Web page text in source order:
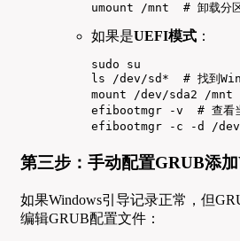
umount /mnt  # 卸载分
如果是UEFI模式 ：
sudo su
ls /dev/sd*  # 找到Win7
mount /dev/sda2 /mnt
efibootmgr -v  # 查看当
efibootmgr -c -d /dev/
第三步：手动配置GRUB添
如果Windows引导记录正常，但
编辑GRUB配置文件：